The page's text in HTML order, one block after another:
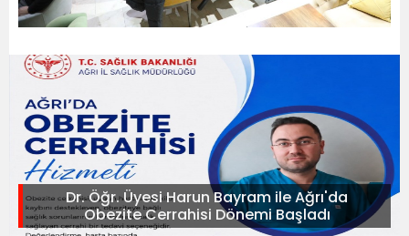
Dr. Öğr. Üyesi Harun Bayram ile Ağrı'da
Obezite Cerrahisi Dönemi Başladı